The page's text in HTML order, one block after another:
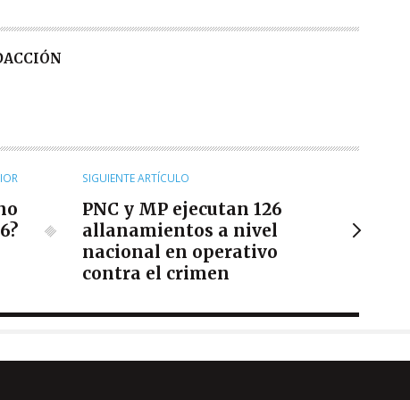
SIGUIENTE ARTÍCULO
PNC y MP ejecutan 126
allanamientos a nivel
nacional en operativo
contra el crimen